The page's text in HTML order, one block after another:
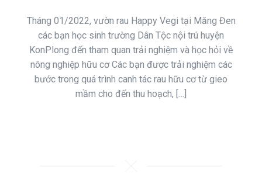
Tháng 01/2022, vườn rau Happy Vegi tại Măng Đen
các bạn học sinh trường Dân Tộc nội trú huyện
KonPlong đến tham quan trải nghiệm và học hỏi về
nông nghiệp hữu cơ Các bạn được trải nghiệm các
bước trong quá trình canh tác rau hữu cơ từ gieo
mầm cho đến thu hoạch, […]